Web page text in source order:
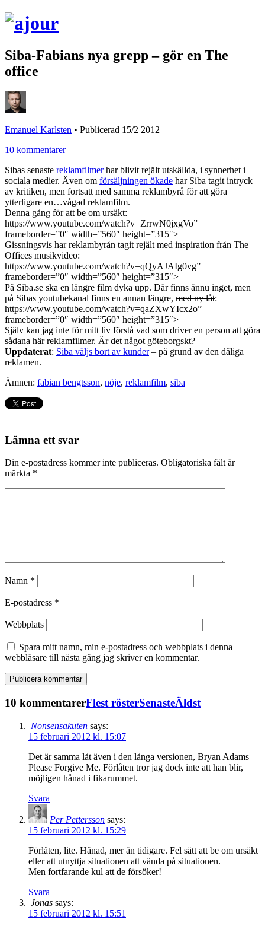
Siba-Fabians nya grepp – gör en The
office
Emanuel Karlsten • Publicerad 15/2 2012
10 kommentarer
Sibas senaste reklamfilmerhar blivit rejält utskällda, i synnerhet i
sociala medier. Även om försäljningen ökade har Siba tagit intryck
av kritiken, men fortsatt med samma reklambyrå för att göra
ytterligare en…vågad reklamfilm.
Denna gång för att be om ursäkt:
https://www.youtube.com/watch?v=ZrrwN0jxgVo”
frameborder=”0″ width=”560″ height=”315″>
Gissningsvis har reklambyrån tagit rejält med inspiration från The
Offices musikvideo:
https://www.youtube.com/watch?v=qQyAJAIg0vg”
frameborder=”0″ width=”560″ height=”315″>
På Siba.se ska en längre film dyka upp. Där finns ännu inget, men
på Sibas youtubekanal finns en annan längre, med ny låt:
https://www.youtube.com/watch?v=qaZXwYIcx2o”
frameborder=”0″ width=”560″ height=”315″>
Själv kan jag inte för mitt liv förstå vad som driver en person att göra
sådana här reklamfilmer. Är det något göteborgskt?
Uppdaterat: Siba väljs bort av kunder– på grund av den dåliga
reklamen.
Ämnen: fabian bengtsson, nöje, reklamfilm, siba
Lämna ett svar
Din e-postadress kommer inte publiceras. Obligatoriska fält är
märkta *
Namn *
E-postadress *
Webbplats
Spara mitt namn, min e-postadress och webbplats i denna
webbläsare till nästa gång jag skriver en kommentar.
10 kommentarerFlest rösterSenasteÄldst
Nonsensakuten says:
15 februari 2012 kl. 15:07
Det är samma låt även i den långa versionen, Bryan Adams
Please Forgive Me. Förlåten tror jag dock inte att han blir,
möjligen hånad i fikarummet.
Svara
Per Pettersson says:
15 februari 2012 kl. 15:29
Förlåten, lite. Hånad, mer än tidigare. Fel sätt att be om ursäkt
eller att utnyttja situationen att vända på situationen.
Men fortfarande kul att de försöker!
Svara
Jonas says:
15 februari 2012 kl. 15:51